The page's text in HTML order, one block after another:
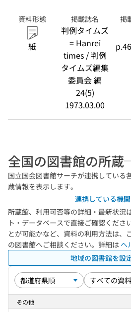
資料形態
紙
掲載誌名
判例タイムズ
= Hanrei
times / 判例
タイムズ編集
委員会 編
24(5)
1973.03.00
掲
全国の図書館の所蔵
国立国会図書館サーチが連携している
蔵情報を表示します。
連携している機
所蔵館、利用可否等の詳細・最新状況
ト・データベースで直接ご確認くださ
とが可能かなど、資料の利用方法は、
の図書館へご相談ください。詳細は ヘ
地域の図書館を設
その他